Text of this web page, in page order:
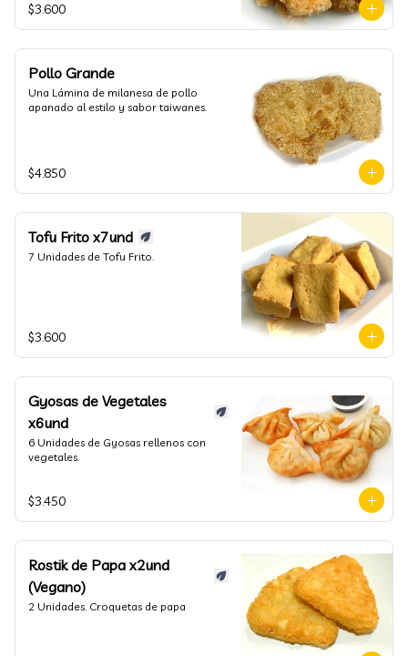
$3.600
Pollo Grande
Una Lámina de milanesa de pollo
apanado al estilo y sabor taiwanes.
$4.850
Tofu Frito x7und
7 Unidades de Tofu Frito.
$3.600
Gyosas de Vegetales
x6und
6 Unidades de Gyosas rellenos con
vegetales.
$3.450
Rostik de Papa x2und
(Vegano)
2 Unidades. Croquetas de papa